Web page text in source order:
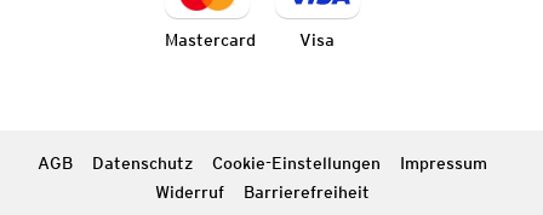
Mastercard Visa
AGB Datenschutz Cookie-Einstellungen
Impressum
Widerruf
Barrierefreiheit